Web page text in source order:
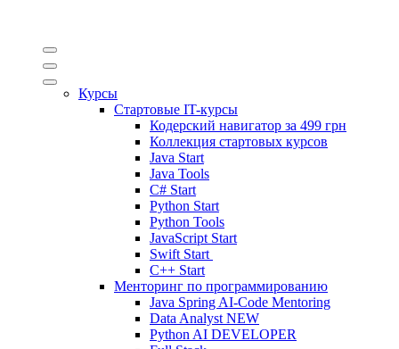
Курсы
Стартовые IT-курсы
Кодерский навигатор за 499 грн
Коллекция стартовых курсов
Java Start
Java Tools
C# Start
Python Start
Python Tools
JavaScript Start
Swift Start
C++ Start
Менторинг по программированию
Java Spring AI-Code Mentoring
Data Analyst NEW
Python AI DEVELOPER